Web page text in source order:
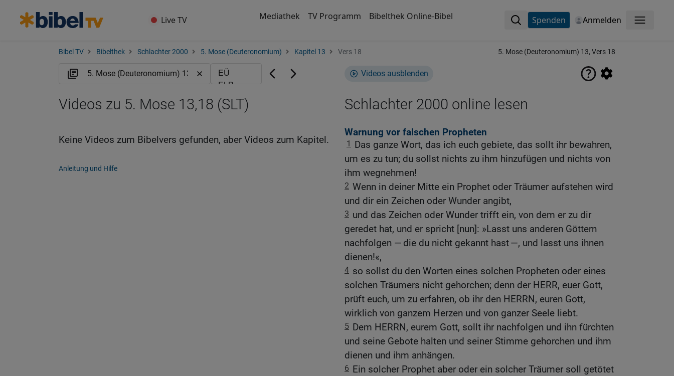
Live TV Mediathek TV Programm Bibelthek Online-Bibel Spenden Anmelden Menü
Bibel TV Bibelthek Schlachter 2000 5. Mose (Deuteronomium) Kapitel 13 Vers 18 5. Mose (Deuteronomium) 13, Vers 18
Videos ausblenden
Schlachter 2000 online lesen
Warnung vor falschen Propheten
1
Das ganze Wort, das ich euch gebiete, das sollt ihr bewahren,
um es zu tun; du sollst nichts zu ihm hinzufügen und nichts von
ihm wegnehmen!
2 Wenn in deiner Mitte ein Prophet oder Träumer aufstehen wird
und dir ein Zeichen oder Wunder angibt,
3 und das Zeichen oder Wunder trifft ein, von dem er zu dir
geredet hat, und er spricht [nun]: »Lasst uns anderen Göttern
nachfolgen — die du nicht gekannt hast —, und lasst uns ihnen
dienen!«,
4 so sollst du den Worten eines solchen Propheten oder eines
solchen Träumers nicht gehorchen; denn der HERR, euer Gott,
prüft euch, um zu erfahren, ob ihr den HERRN, euren Gott,
wirklich von ganzem Herzen und von ganzer Seele liebt.
5 Dem HERRN, eurem Gott, sollt ihr nachfolgen und ihn fürchten
und seine Gebote halten und seiner Stimme gehorchen und ihm
dienen und ihm anhängen.
6 Ein solcher Prophet aber oder ein solcher Träumer soll getötet
Videos zu 5. Mose 13,18 (SLT)
Keine Videos zum Bibelvers gefunden, aber Videos zum Kapitel.
Anleitung und Hilfe